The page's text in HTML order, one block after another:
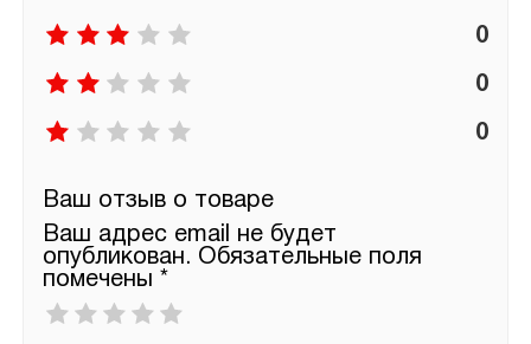
0
0
0
Ваш отзыв о товаре
Ваш адрес email не будет
опубликован. Обязательные поля
помечены *
Ваша
оценка